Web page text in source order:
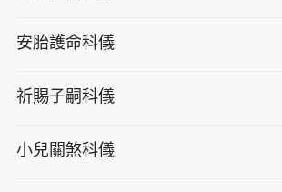
安胎護命科儀
祈賜子嗣科儀
小兒關煞科儀